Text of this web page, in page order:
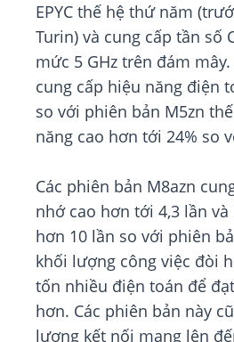
EPYC thế hệ thứ năm
Turin) và cung cấp tần số
mức 5 GHz trên đám
cung cấp hiệu năng điện
so với phiên bản M5zn
năng cao hơn tới 24% so
Các phiên bản M8azn
nhớ cao hơn tới 4,3 lần
hơn 10 lần so với phiên
khối lượng công việc đòi
tốn nhiều điện toán để
hơn. Các phiên bản này
lượng kết nối mạng lên